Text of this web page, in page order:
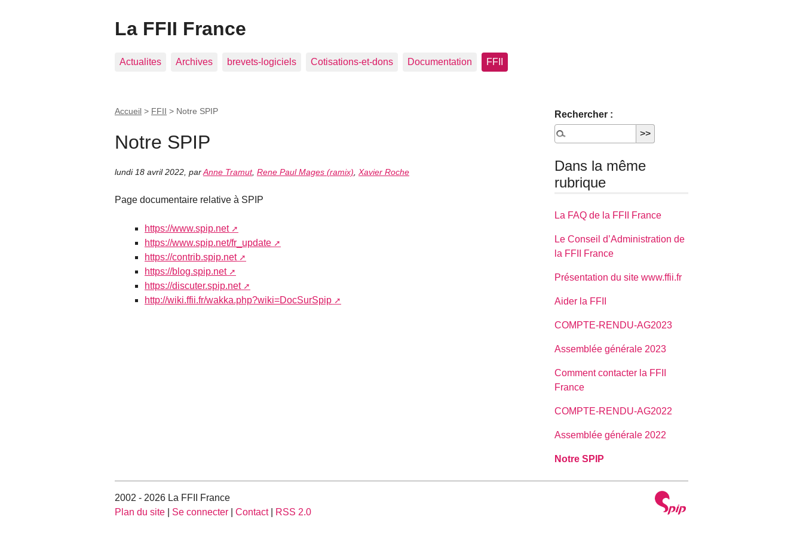
La FFII France
Actualites Archives brevets-logiciels Cotisations-et-dons Documentation FFII
Accueil > FFII > Notre SPIP
Notre SPIP
lundi 18 avril 2022 parAnne Tramut, Rene Paul Mages (ramix) Xavier Roche
Page documentaire relative à SPIP
https://www.spip.net
https://www.spip.net/fr_update
https://contrib.spip.net
https://blog.spip.net
https://discuter.spip.net
http://wiki.ffii.fr/wakka.php?wiki=DocSurSpip
Rechercher :
Dans la même
rubrique
La FAQ de la FFII France
Le Conseil d’Administration de
la FFII France
Présentation du site www.ffii.fr
Aider la FFII
COMPTE-RENDU-AG2023
Assemblée générale 2023
Comment contacter la FFII
France
COMPTE-RENDU-AG2022
Assemblée générale 2022
Notre SPIP
2002 - 2026 La FFII France
Plan du site
Se connecter Contact| RSS 2.0